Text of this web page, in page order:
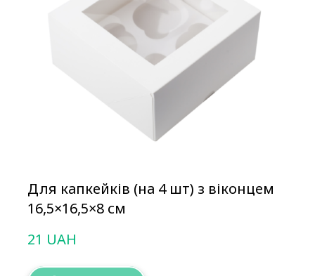
Для капкейків (на 4 шт) з віконцем
16,5×16,5×8 см
21 UAH